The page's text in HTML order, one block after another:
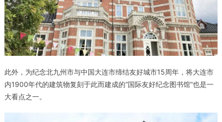
此外，为纪念北九州市与中国大连市缔结友好城市15周年，将大连市
内1900年代的建筑物复刻于此而建成的“国际友好纪念图书馆”也是一
大看点之一。